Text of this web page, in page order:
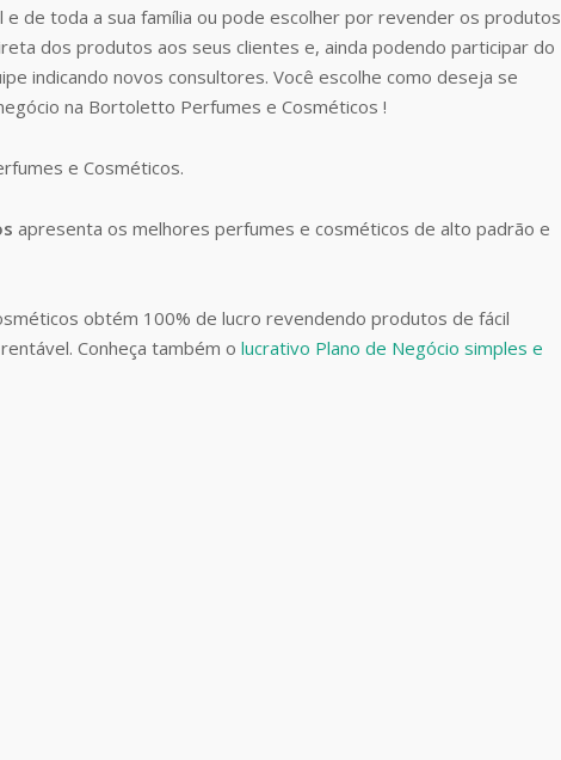
de toda a sua família ou pode escolher por revender os produtos
dos produtos aos seus clientes e, ainda podendo participar do
indicando novos consultores. Você escolhe como deseja se
na Bortoletto Perfumes e Cosméticos !
e Cosméticos.
apresenta os melhores perfumes e cosméticos de alto padrão e
obtém 100% de lucro revendendo produtos de fácil
Conheça também o lucrativo Plano de Negócio simples e